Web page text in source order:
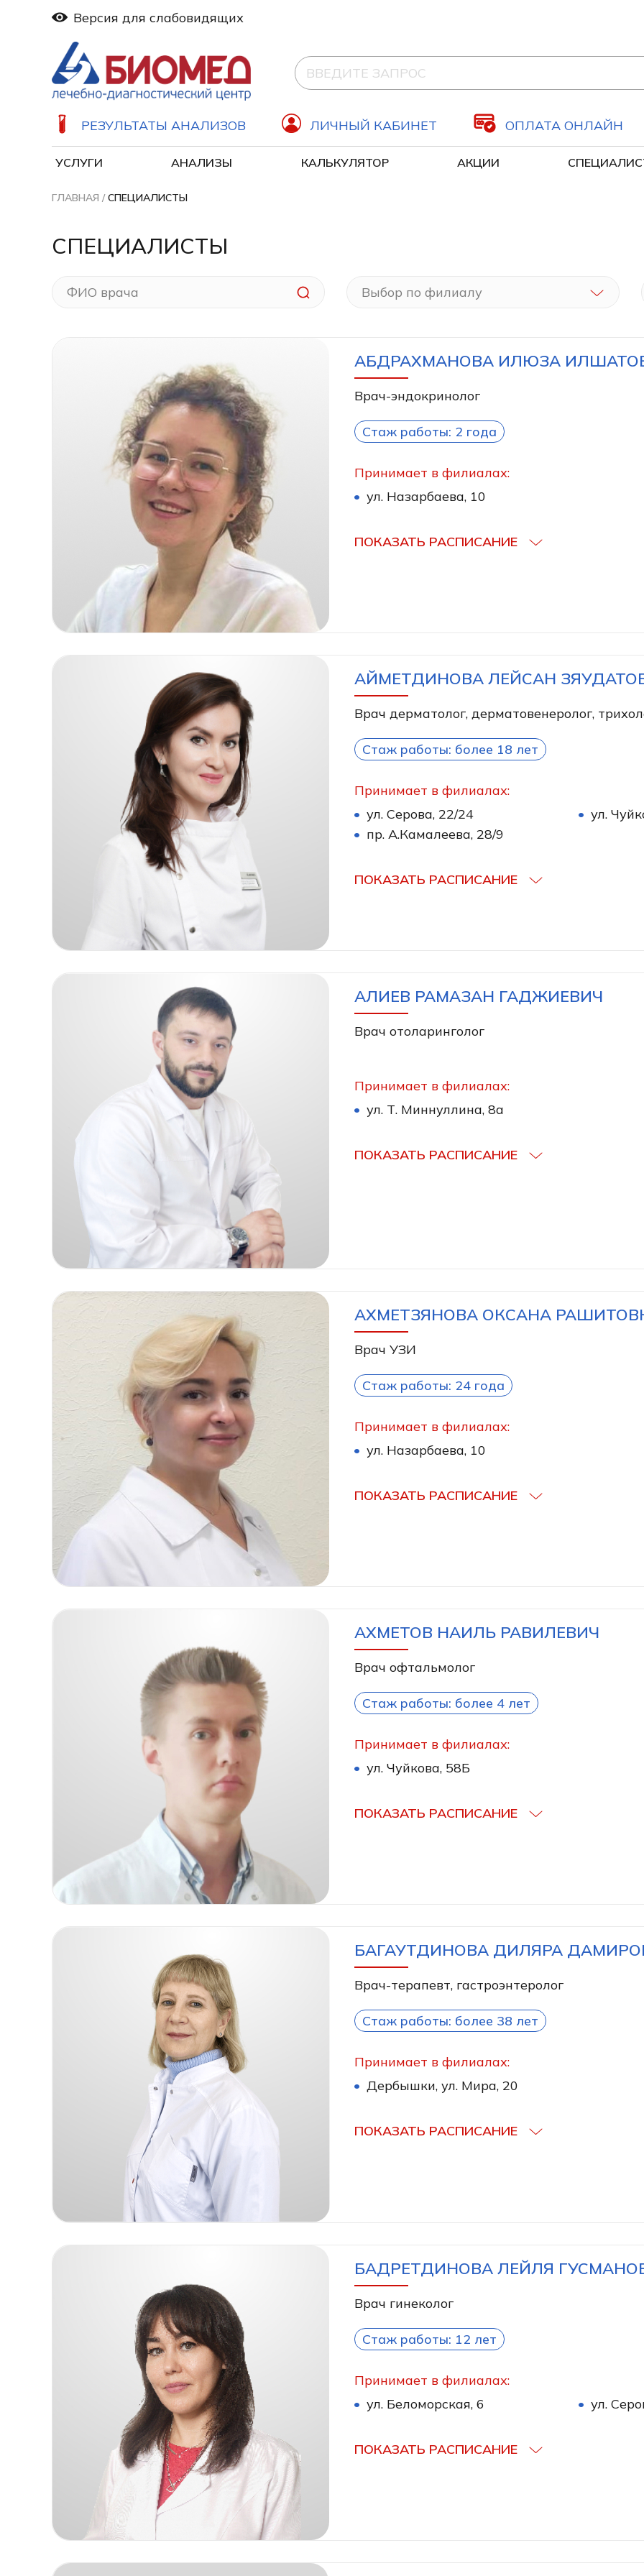
Версия для слабовидящих
РЕЗУЛЬТАТЫ АНАЛИЗОВ ЛИЧНЫЙ КАБИНЕТ ОПЛАТА ОНЛАЙН
УСЛУГИ АНАЛИЗЫ КАЛЬКУЛЯТОР АКЦИИ
ГЛАВНАЯ /СПЕЦИАЛИСТЫ
СПЕЦИАЛИСТЫ
Выбор по филиалу
АБДРАХМАНОВА ИЛЮЗА
Врач-эндокринолог
Стаж работы: 2 года
Принимает в филиалах:
ул. Назарбаева, 10
ПОКАЗАТЬ РАСПИСАНИЕ
АЙМЕТДИНОВА ЛЕЙСАН
Врач дерматолог, дерматовенеролог,
Стаж работы: более 18 лет
Принимает в филиалах:
ул. Серова, 22/24
ул.
пр. А.Камалеева, 28/9
ПОКАЗАТЬ РАСПИСАНИЕ
АЛИЕВ РАМАЗАН ГАДЖИЕВИЧ
Врач отоларинголог
Принимает в филиалах:
ул. Т. Миннуллина, 8а
ПОКАЗАТЬ РАСПИСАНИЕ
АХМЕТЗЯНОВА ОКСАНА
Врач УЗИ
Стаж работы: 24 года
Принимает в филиалах:
ул. Назарбаева, 10
ПОКАЗАТЬ РАСПИСАНИЕ
АХМЕТОВ НАИЛЬ РАВИЛЕВИЧ
Врач офтальмолог
Стаж работы: более 4 лет
Принимает в филиалах:
ул. Чуйкова, 58Б
ПОКАЗАТЬ РАСПИСАНИЕ
БАГАУТДИНОВА ДИЛЯРА
Врач-терапевт, гастроэнтеролог
Стаж работы: более 38 лет
Принимает в филиалах:
Дербышки, ул. Мира, 20
ПОКАЗАТЬ РАСПИСАНИЕ
БАДРЕТДИНОВА ЛЕЙЛЯ
Врач гинеколог
Стаж работы: 12 лет
Принимает в филиалах:
ул. Беломорская, 6
ул.
ПОКАЗАТЬ РАСПИСАНИЕ